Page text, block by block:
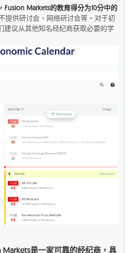
Fusion Markets的教育得分为10分中的
提供研讨会、网络研讨会等。对于初
建议从其他知名经纪商获取必要的学
Markets是一家可靠的经纪商，具